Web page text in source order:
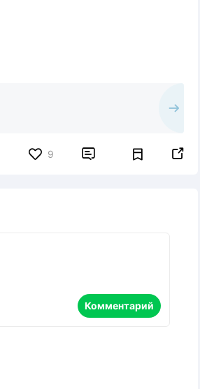
9  
Комментарий